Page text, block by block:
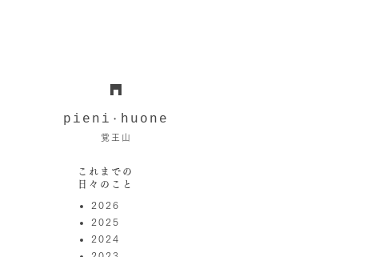
pieni ・huone
覚王山
これまでの
日々のこと
2026
2025
2024